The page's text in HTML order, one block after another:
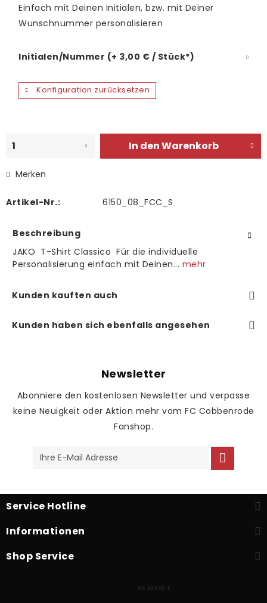
Einfach mit Deinen Initialen, bzw. mit Deiner
Wunschnummer personalisieren
Initialen/Nummer (+ 3,00 € / Stück*)
Konfiguration zurücksetzen
In denWarenkorb
Merken
Artikel-Nr.: 6150_08_FCC_S
Beschreibung
JAKO T-Shirt Classico Für die individuelle
Personalisierung einfach mit Deinen... mehr
Kunden kauften auch
Kunden haben sich ebenfalls angesehen
Newsletter
Abonniere den kostenlosen Newsletter und verpasse
keine Neuigkeit oder Aktion mehr vom FC Cobbenrode
Fanshop.
Service Hotline
Informationen
Shop Service
Ab 100,00 €